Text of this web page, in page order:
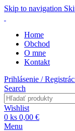
Skip to navigation
Home
Obchod
O mne
Kontakt
Prihlásenie /
Search
Wishlist
0 ks 0,00 €
Menu